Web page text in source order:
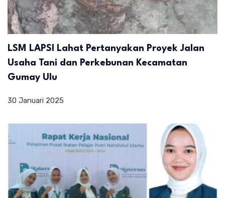
LSM LAPSI Lahat Pertanyakan Proyek Jalan
Usaha Tani dan Perkebunan Kecamatan
Gumay Ulu
30 Januari 2025